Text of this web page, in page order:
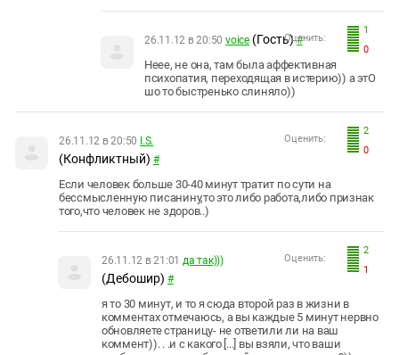
1
0
Оценить:
26.11.12 в 20:50 voice (Гость) #
Неее, не она, там была аффективная
психопатия, переходящая в истерию)) а этО
шо то быстренько слиняло))
2
0
Оценить:
26.11.12 в 20:50 I.S.
(Конфликтный) #
Если человек больше 30-40 минут тратит по сути на
бессмысленную писанину,то это либо работа,либо признак
того,что человек не здоров..)
2
1
Оценить:
26.11.12 в 21:01 да так)))
(Дебошир) #
я то 30 минут, и то я сюда второй раз в жизни в
комментах отмечаюсь, а вы каждые 5 минут нервно
обновляете страницу- не ответили ли на ваш
коммент)). . .и с какого [...] вы взяли, что ваши